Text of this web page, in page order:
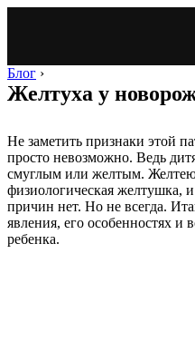
Блог ›
Желтуха у
Не заметить признаки этой
просто невозможно. Ведь
смуглым или желтым.
физиологическая желтушка,
причин нет. Но не всегда.
явления, его особенностях и
ребенка.